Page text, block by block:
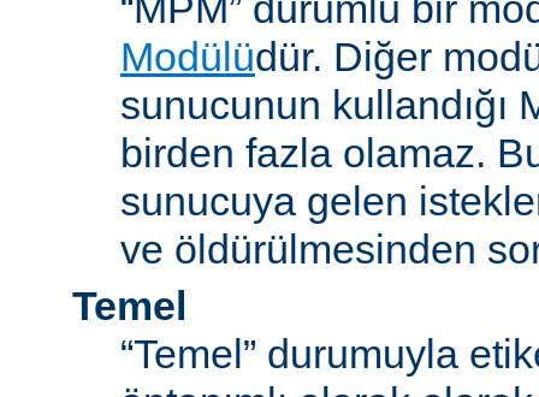
Modülüdür. Diğer
sunucunun kullandığı
birden fazla olamaz.
sunucuya gelen
ve öldürülmesinden
Temel
“Temel” durumuyla